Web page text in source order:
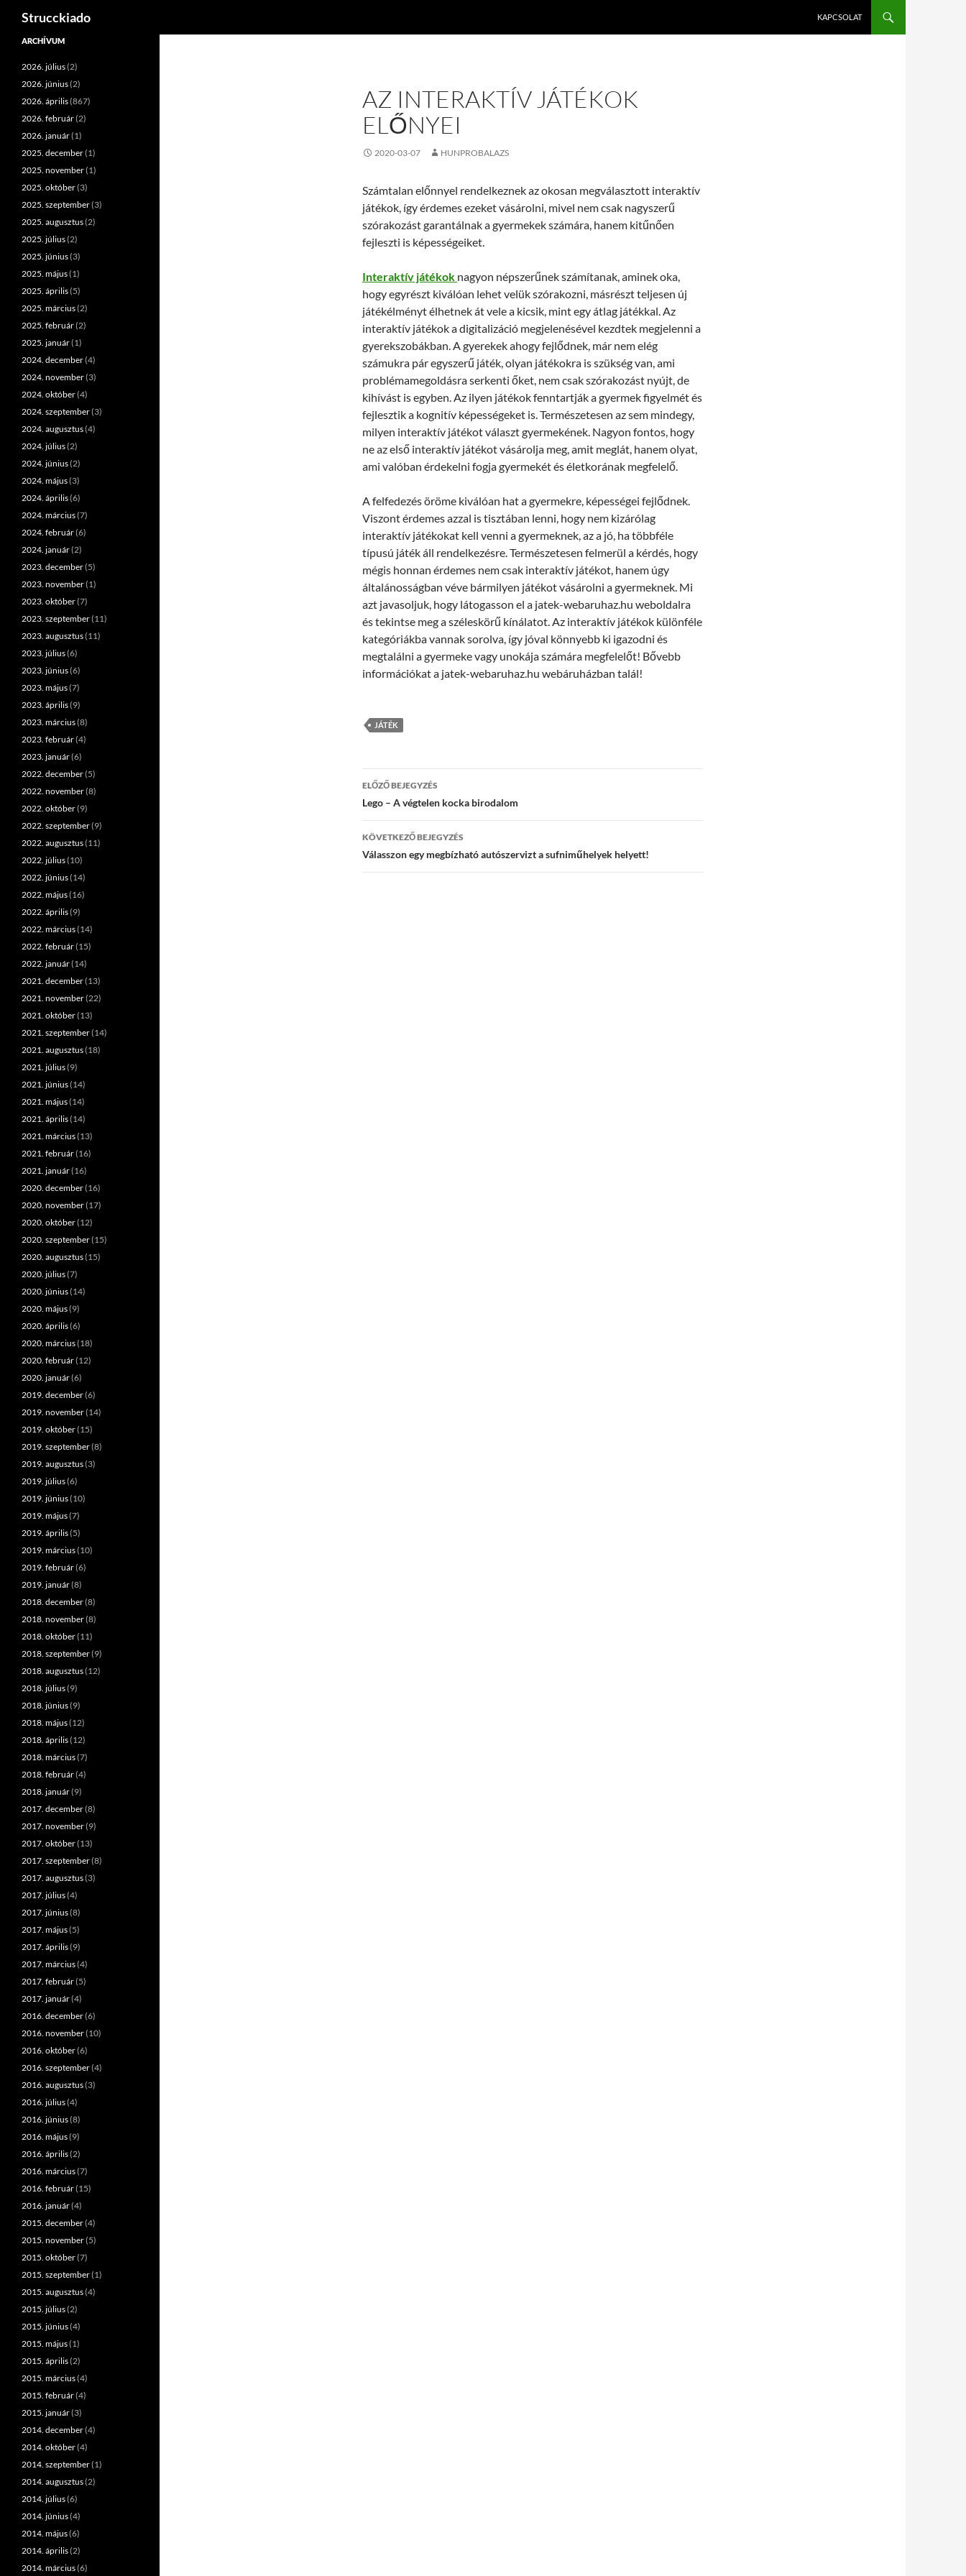
Tartalomhoz
Strucckiado KAPCSOLAT
AZ INTERAKTÍV JÁTÉKOK
ELŐNYEI
2020-03-07 HUNPROBALAZS
Számtalan előnnyel rendelkeznek az okosan megválasztott interaktív
játékok, így érdemes ezeket vásárolni, mivel nem csak nagyszerű
szórakozást garantálnak a gyermekek számára, hanem kitűnően
fejleszti is képességeiket.
Interaktív játékok nagyon népszerűnek számítanak, aminek oka,
hogy egyrészt kiválóan lehet velük szórakozni, másrészt teljesen új
játékélményt élhetnek át vele a kicsik, mint egy átlag játékkal. Az
interaktív játékok a digitalizáció megjelenésével kezdtek megjelenni a
gyerekszobákban. A gyerekek ahogy fejlődnek, már nem elég
számukra pár egyszerű játék, olyan játékokra is szükség van, ami
problémamegoldásra serkenti őket, nem csak szórakozást nyújt, de
kihívást is egyben. Az ilyen játékok fenntartják a gyermek figyelmét és
fejlesztik a kognitív képességeket is. Természetesen az sem mindegy,
milyen interaktív játékot választ gyermekének. Nagyon fontos, hogy
ne az első interaktív játékot vásárolja meg, amit meglát, hanem olyat,
ami valóban érdekelni fogja gyermekét és életkorának megfelelő.
A felfedezés öröme kiválóan hat a gyermekre, képességei fejlődnek.
Viszont érdemes azzal is tisztában lenni, hogy nem kizárólag
interaktív játékokat kell venni a gyermeknek, az a jó, ha többféle
típusú játék áll rendelkezésre. Természetesen felmerül a kérdés, hogy
mégis honnan érdemes nem csak interaktív játékot, hanem úgy
általánosságban véve bármilyen játékot vásárolni a gyermeknek. Mi
azt javasoljuk, hogy látogasson el a jatek-webaruhaz.hu weboldalra
és tekintse meg a széleskörű kínálatot. Az interaktív játékok különféle
kategóriákba vannak sorolva, így jóval könnyebb ki igazodni és
megtalálni a gyermeke vagy unokája számára megfelelőt! Bővebb
információkat a jatek-webaruhaz.hu webáruházban talál!
JÁTÉK
Bejegyzések
navigációja
ELŐZŐ BEJEGYZÉS
Lego – A végtelen kocka birodalom
KÖVETKEZŐ BEJEGYZÉS
Válasszon egy megbízható autószervizt a sufniműhelyek helyett!
ARCHÍVUM
2026. július(2)
2026. június(2)
2026. április(867)
2026. február(2)
2026. január(1)
2025. december(1)
2025. november(1)
2025. október(3)
2025. szeptember(3)
2025. augusztus(2)
2025. július(2)
2025. június(3)
2025. május(1)
2025. április(5)
2025. március(2)
2025. február(2)
2025. január(1)
2024. december(4)
2024. november(3)
2024. október(4)
2024. szeptember(3)
2024. augusztus(4)
2024. július(2)
2024. június(2)
2024. május(3)
2024. április(6)
2024. március(7)
2024. február(6)
2024. január(2)
2023. december(5)
2023. november(1)
2023. október(7)
2023. szeptember(11)
2023. augusztus(11)
2023. július(6)
2023. június(6)
2023. május(7)
2023. április(9)
2023. március(8)
2023. február(4)
2023. január(6)
2022. december(5)
2022. november(8)
2022. október(9)
2022. szeptember(9)
2022. augusztus(11)
2022. július(10)
2022. június(14)
2022. május(16)
2022. április(9)
2022. március(14)
2022. február(15)
2022. január(14)
2021. december(13)
2021. november(22)
2021. október(13)
2021. szeptember(14)
2021. augusztus(18)
2021. július(9)
2021. június(14)
2021. május(14)
2021. április(14)
2021. március(13)
2021. február(16)
2021. január(16)
2020. december(16)
2020. november(17)
2020. október(12)
2020. szeptember(15)
2020. augusztus(15)
2020. július(7)
2020. június(14)
2020. május(9)
2020. április(6)
2020. március(18)
2020. február(12)
2020. január(6)
2019. december(6)
2019. november(14)
2019. október(15)
2019. szeptember(8)
2019. augusztus(3)
2019. július(6)
2019. június(10)
2019. május(7)
2019. április(5)
2019. március(10)
2019. február(6)
2019. január(8)
2018. december(8)
2018. november(8)
2018. október(11)
2018. szeptember(9)
2018. augusztus(12)
2018. július(9)
2018. június(9)
2018. május(12)
2018. április(12)
2018. március(7)
2018. február(4)
2018. január(9)
2017. december(8)
2017. november(9)
2017. október(13)
2017. szeptember(8)
2017. augusztus(3)
2017. július(4)
2017. június(8)
2017. május(5)
2017. április(9)
2017. március(4)
2017. február(5)
2017. január(4)
2016. december(6)
2016. november(10)
2016. október(6)
2016. szeptember(4)
2016. augusztus(3)
2016. július(4)
2016. június(8)
2016. május(9)
2016. április(2)
2016. március(7)
2016. február(15)
2016. január(4)
2015. december(4)
2015. november(5)
2015. október(7)
2015. szeptember(1)
2015. augusztus(4)
2015. július(2)
2015. június(4)
2015. május(1)
2015. április(2)
2015. március(4)
2015. február(4)
2015. január(3)
2014. december(4)
2014. október(4)
2014. szeptember(1)
2014. augusztus(2)
2014. július(6)
2014. június(4)
2014. május(6)
2014. április(2)
2014. március(6)